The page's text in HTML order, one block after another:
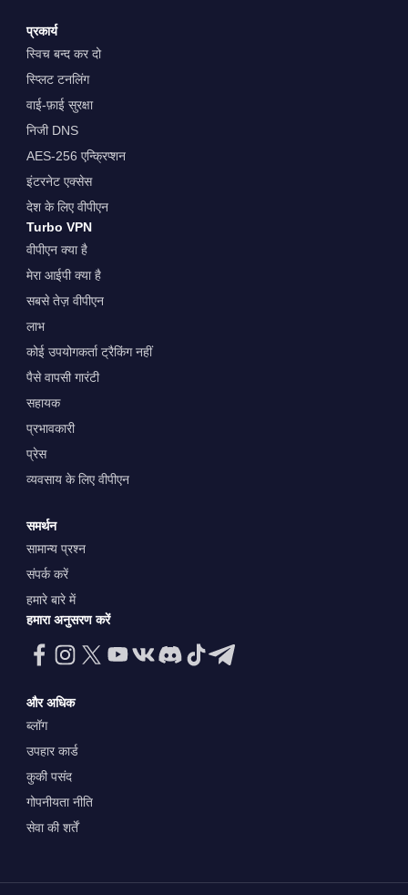
प्रकार्य
स्विच बन्द कर दो
स्प्लिट टनलिंग
वाई-फ़ाई सुरक्षा
निजी DNS
AES-256 एन्क्रिप्शन
इंटरनेट एक्सेस
देश के लिए वीपीएन
Turbo VPN
वीपीएन क्या है
मेरा आईपी क्या है
सबसे तेज़ वीपीएन
लाभ
कोई उपयोगकर्ता ट्रैकिंग नहीं
पैसे वापसी गारंटी
सहायक
प्रभावकारी
प्रेस
व्यवसाय के लिए वीपीएन
समर्थन
सामान्य प्रश्न
संपर्क करें
हमारे बारे में
हमारा अनुसरण करें
और अधिक
ब्लॉग
उपहार कार्ड
कुकी पसंद
गोपनीयता नीति
सेवा की शर्तें